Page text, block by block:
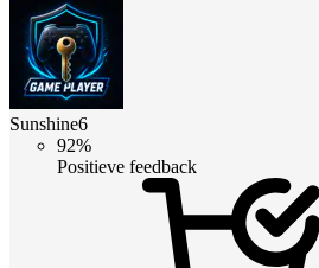
Sunshine6
92%
Positieve feedback